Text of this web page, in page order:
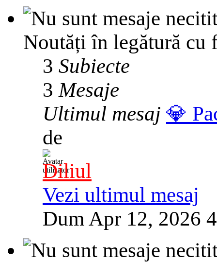
Noutăți în legătură cu
3 Subiecte
3Mesaje
Ultimul mesaj 💎
de
Diliul
Vezi ultimul mesaj
Dum Apr 12, 2026